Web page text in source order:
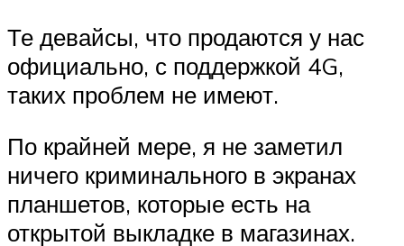
Те девайсы, что продаются у нас
официально, с поддержкой 4G,
таких проблем не имеют.
По крайней мере, я не заметил
ничего криминального в экранах
планшетов, которые есть на
открытой выкладке в магазинах.